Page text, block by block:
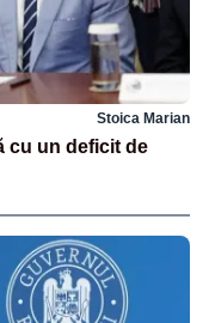
Stoica Marian
cu un deficit de